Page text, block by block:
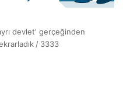
devlet' gerçeğinden
/ 3333